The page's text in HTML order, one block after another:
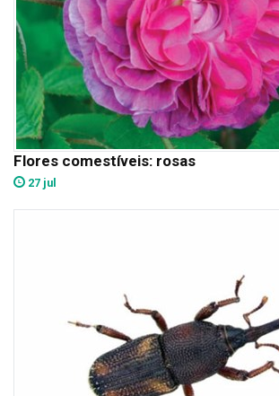
Flores comestíveis: rosas
27 jul